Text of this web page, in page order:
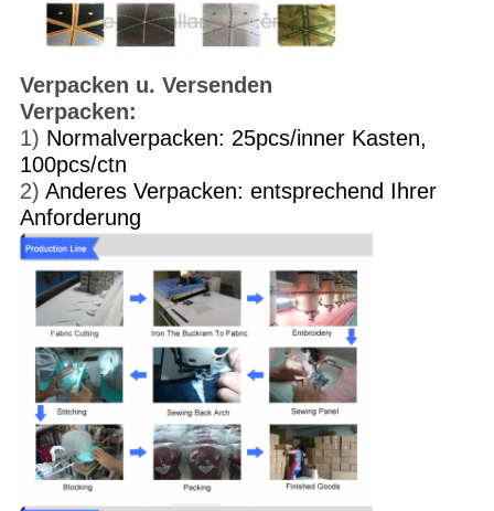
Verpacken u. Versenden
Verpacken:
1) Normalverpacken: 25pcs/inner Kasten,
100pcs/ctn
2) Anderes Verpacken: entsprechend Ihrer
Anforderung